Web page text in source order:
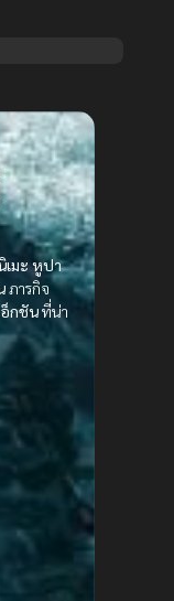
มะหูปา
ภารกิจ
กชันที่น่า